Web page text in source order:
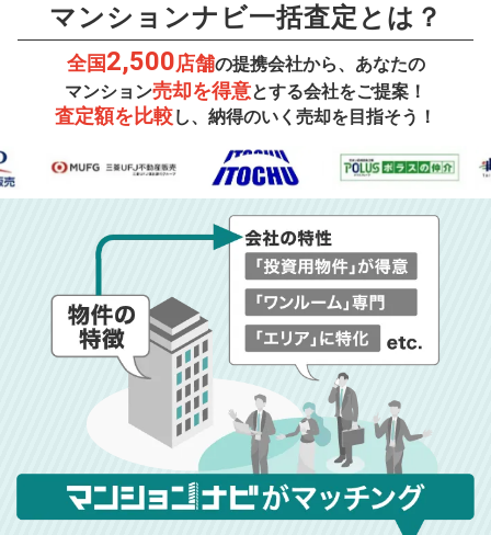
マンションナビ一括査定とは？
全国2,500店舗の提携会社から、あなたの
マンション売却を得意とする会社をご提案！
査定額を比較し、納得のいく売却を目指そう！